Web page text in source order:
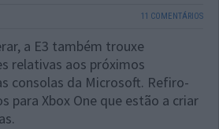
11 COMENTÁRIOS
a E3 também trouxe
relativas aos próximos
consolas da Microsoft. Refiro-
para Xbox One que estão a criar